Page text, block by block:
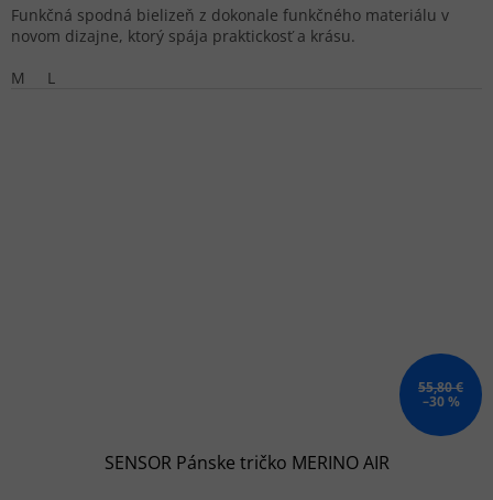
Funkčná spodná bielizeň z dokonale funkčného materiálu v
novom dizajne, ktorý spája praktickosť a krásu.
M
L
55,80 €
–30 %
SENSOR Pánske tričko MERINO AIR